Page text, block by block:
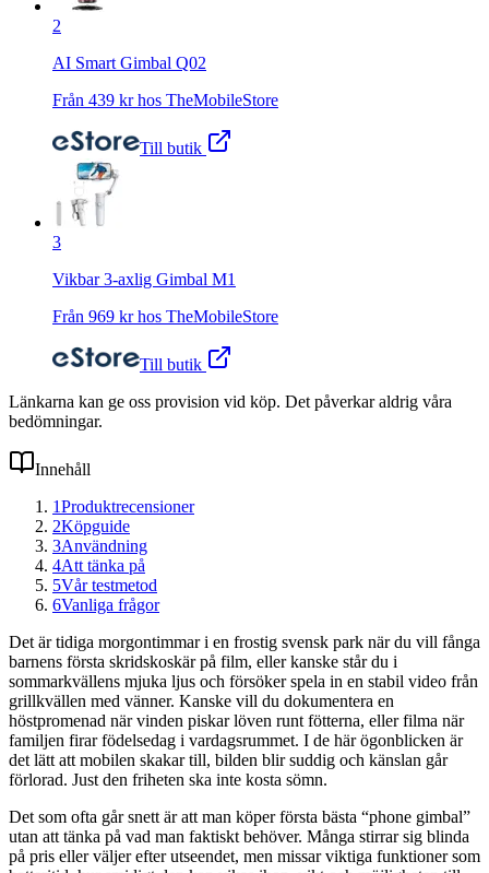
2
AI Smart Gimbal Q02
Från 439 kr hos TheMobileStore
Till butik
3
Vikbar 3-axlig Gimbal M1
Från 969 kr hos TheMobileStore
Till butik
Länkarna kan ge oss provision vid köp. Det påverkar aldrig våra
bedömningar.
Innehåll
1Produktrecensioner
2Köpguide
3Användning
4Att tänka på
5Vår testmetod
6Vanliga frågor
Det är tidiga morgontimmar i en frostig svensk park när du vill fånga
barnens första skridskoskär på film, eller kanske står du i
sommarkvällens mjuka ljus och försöker spela in en stabil video från
grillkvällen med vänner. Kanske vill du dokumentera en
höstpromenad när vinden piskar löven runt fötterna, eller filma när
familjen firar födelsedag i vardagsrummet. I de här ögonblicken är
det lätt att mobilen skakar till, bilden blir suddig och känslan går
förlorad. Just den friheten ska inte kosta sömn.
Det som ofta går snett är att man köper första bästa “phone gimbal”
utan att tänka på vad man faktiskt behöver. Många stirrar sig blinda
på pris eller väljer efter utseendet, men missar viktiga funktioner som